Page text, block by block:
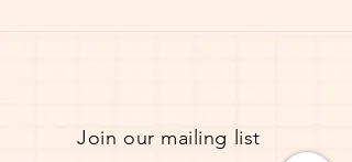
Join our mailing list